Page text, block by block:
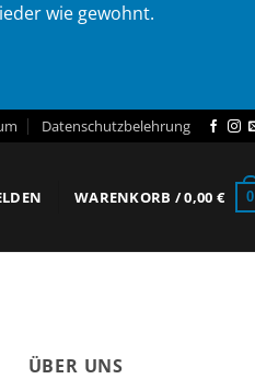
wie gewohnt.
Datenschutzbelehrung
WARENKORB /0,00 € 0
ÜBER UNS